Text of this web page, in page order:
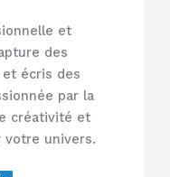
et
des
écris des
par la
créativité et
votre univers.